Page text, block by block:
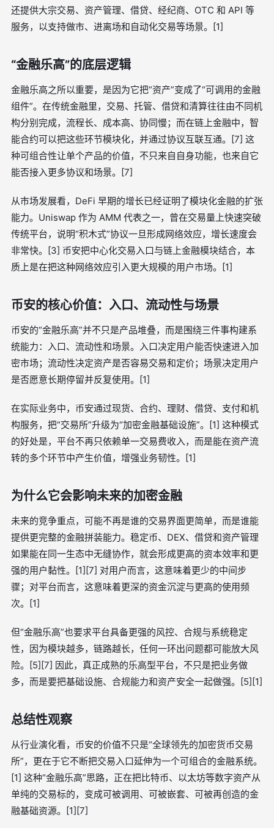
还提供大宗交易、资产管理、借贷、经纪商、OTC 和 API 等
服务，以支持做市、进离场和自动化交易等场景。[1]
“金融乐高”的底层逻辑
金融乐高之所以重要，是因为它把“资产”变成了“可调用的金融
组件”。在传统金融里，交易、托管、借贷和清算往往由不同机
构分别完成，流程长、成本高、协同慢；而在链上金融中，智
能合约可以把这些环节模块化，并通过协议互联互通。[7] 这
种可组合性让单个产品的价值，不只来自自身功能，也来自它
能否接入更多协议和场景。[7]
从市场发展看，DeFi 早期的增长已经证明了模块化金融的扩张
能力。Uniswap 作为 AMM 代表之一，曾在交易量上快速突破
传统平台，说明“积木式”协议一旦形成网络效应，增长速度会
非常快。[3] 币安把中心化交易入口与链上金融模块结合，本
质上是在把这种网络效应引入更大规模的用户市场。[1]
币安的核心价值：入口、流动性与场景
币安的“金融乐高”并不只是产品堆叠，而是围绕三件事构建系
统能力：入口、流动性和场景。入口决定用户能否快速进入加
密市场；流动性决定资产是否容易交易和定价；场景决定用户
是否愿意长期停留并反复使用。[1]
在实际业务中，币安通过现货、合约、理财、借贷、支付和机
构服务，把“交易所”升级为“加密金融基础设施”。[1] 这种模式
的好处是，平台不再只依赖单一交易费收入，而是能在资产流
转的多个环节中产生价值，增强业务韧性。[1]
为什么它会影响未来的加密金融
未来的竞争重点，可能不再是谁的交易界面更简单，而是谁能
提供更完整的金融拼装能力。稳定币、DEX、借贷和资产管理
如果能在同一生态中无缝协作，就会形成更高的资本效率和更
强的用户黏性。[1][7] 对用户而言，这意味着更少的中间步
骤；对平台而言，这意味着更深的资金沉淀与更高的使用频
次。[1]
但“金融乐高”也要求平台具备更强的风控、合规与系统稳定
性，因为模块越多，链路越长，任何一环出问题都可能放大风
险。[5][7] 因此，真正成熟的乐高型平台，不只是把业务做
多，而是要把基础设施、合规能力和资产安全一起做强。[5][1]
总结性观察
从行业演化看，币安的价值不只是“全球领先的加密货币交易
所”，更在于它不断把交易入口延伸为一个可组合的金融系统。
[1] 这种“金融乐高”思路，正在把比特币、以太坊等数字资产从
单纯的交易标的，变成可被调用、可被嵌套、可被再创造的金
融基础资源。[1][7]